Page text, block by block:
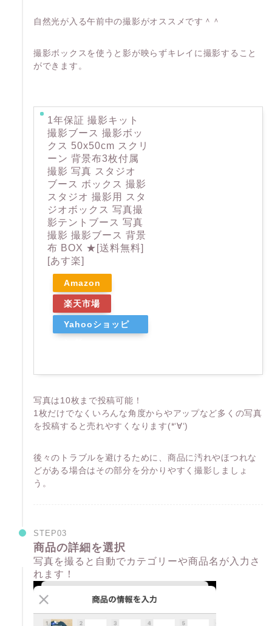
自然光が入る午前中の撮影がオススメです＾＾
撮影ボックスを使うと影が映らずキレイに撮影すること
ができます。
1年保証 撮影キット
撮影ブース 撮影ボッ
クス 50x50cm スクリ
ーン 背景布3枚付属
撮影 写真 スタジオ
ブース ボックス 撮影
スタジオ 撮影用 スタ
ジオボックス 写真撮
影テントブース 写真
撮影 撮影ブース 背景
布 BOX ★[送料無料]
[あす楽]
Amazon
楽天市場
Yahooショッピ
写真は10枚まで投稿可能！
1枚だけでなくいろんな角度からやアップなど多くの写真
を投稿すると売れやすくなります(*‘∀‘)
後々のトラブルを避けるために、商品に汚れやほつれな
どがある場合はその部分を分かりやすく撮影しましょ
う。
STEP03
商品の詳細を選択
写真を撮ると自動でカテゴリーや商品名が入力さ
れます！